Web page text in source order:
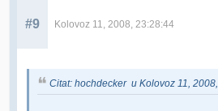
#9 Kolovoz 11, 2008, 23:28:44
Citat: hochdecker u Kolovoz 11,